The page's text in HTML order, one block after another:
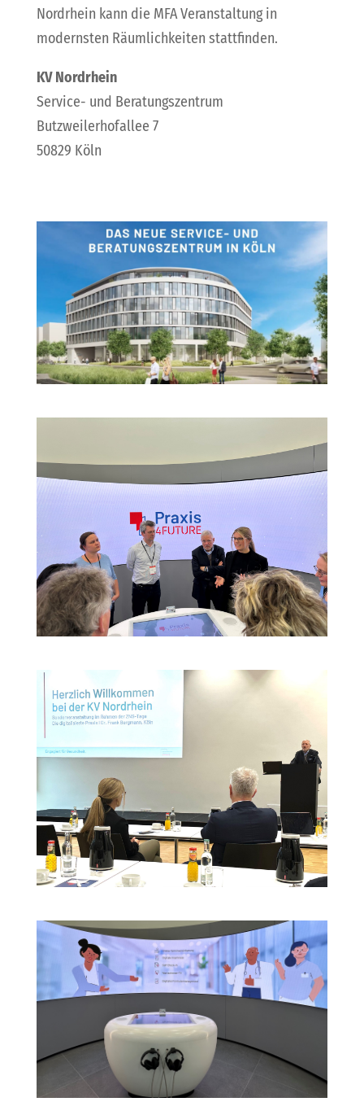
Nordrhein kann die MFA Veranstaltung in
modernsten Räumlichkeiten stattfinden.
KV Nordrhein
Service- und Beratungszentrum
Butzweilerhofallee 7
50829 Köln